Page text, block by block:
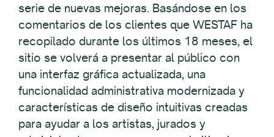
serie de nuevas mejoras. Basándose en los
comentarios de los clientes que WESTAF ha
recopilado durante los últimos 18 meses, el
sitio se volverá a presentar al público con
una interfaz gráfica actualizada, una
funcionalidad administrativa modernizada y
características de diseño intuitivas creadas
para ayudar a los artistas, jurados y